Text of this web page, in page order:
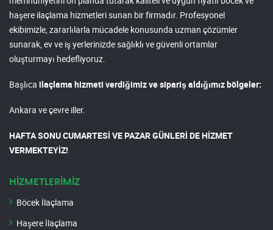
haşere ilaçlama hizmetleri sunan bir firmadır. Profesyonel
ekibimizle, zararlılarla mücadele konusunda uzman çözümler
sunarak, ev ve iş yerlerinizde sağlıklı ve güvenli ortamlar
oluşturmayı hedefliyoruz.
Başlıca ilaçlama hizmeti verdiğimiz ve sipariş aldığımız bölgeler:
Ankara ve çevre iller.
HAFTA SONU CUMARTESİ VE PAZAR GÜNLERİ DE HİZMET
VERMEKTEYİZ!
HİZMETLERİMİZ
Böcek İlaçlama
Haşere İlaçlama